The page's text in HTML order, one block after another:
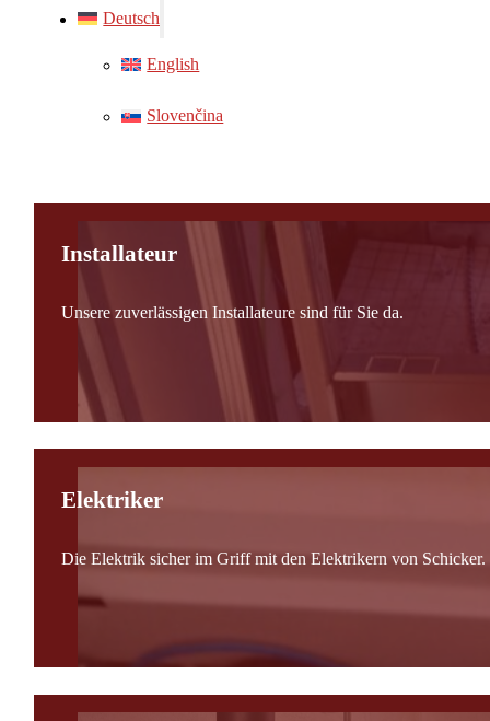
Deutsch
English
Slovenčina
Installateur
Unsere zuverlässigen Installateure sind für Sie da.
Elektriker
Die Elektrik sicher im Griff mit den Elektrikern von Schicker.